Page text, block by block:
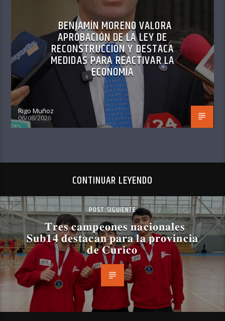
BENJAMÍN MORENO VALORA
APROBACIÓN DE LA LEY DE
RECONSTRUCCIÓN Y DESTACA
MEDIDAS PARA REACTIVAR LA
ECONOMÍA
Rigo Muñoz
06/08/2026
CONTINUAR LEYENDO
POST SIGUIENTE
𝐓𝐫𝐞𝐬 𝐜𝐚𝐦𝐩𝐞𝐨𝐧𝐞𝐬 𝐧𝐚𝐜𝐢𝐨𝐧𝐚𝐥𝐞𝐬
𝐒𝐮𝐛𝟏𝟒 𝐝𝐞𝐬𝐭𝐚𝐜𝐚𝐧 𝐩𝐚𝐫𝐚 𝐥𝐚 𝐩𝐫𝐨𝐯𝐢𝐧𝐜𝐢𝐚
𝐝𝐞 𝐂𝐮𝐫𝐢𝐜𝐨